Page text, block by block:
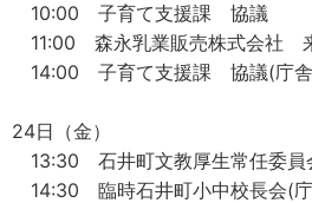
10:00 子育て支援課 協議
11:00 森永乳業販売株式会社
14:00 子育て支援課 協議(庁
24日（金）
13:30 石井町文教厚生常任委員
14:30 臨時石井町小中校長会(